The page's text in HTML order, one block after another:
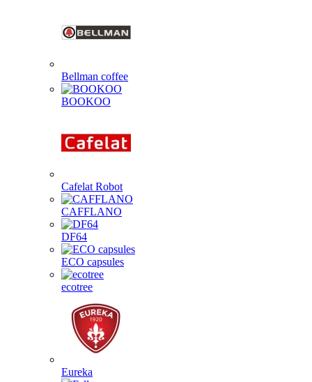
Bellman coffee
BOOKOO
Cafelat Robot
CAFFLANO
DF64
ECO capsules
ecotree
Eureka